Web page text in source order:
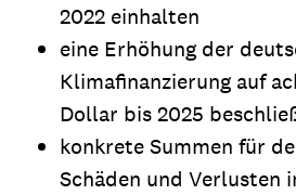
2022 einhalten
eine Erhöhung der
Klimafinanzierung auf
Dollar bis 2025
konkrete Summen für
Schäden und Verlusten